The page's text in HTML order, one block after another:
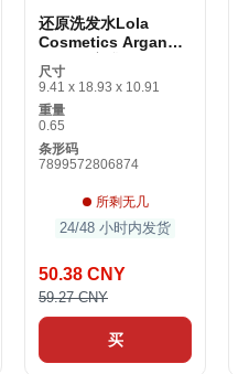
还原洗发水Lola
Cosmetics Argan
Oil 250毫升
尺寸
9.41 x 18.93 x 10.91
重量
0.65
条形码
7899572806874
所剩无几
24/48 小时内发货
50.38 CNY
59.27 CNY
买